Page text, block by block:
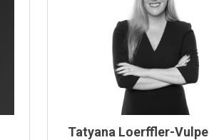
Tatyana Loerffler-Vulpe